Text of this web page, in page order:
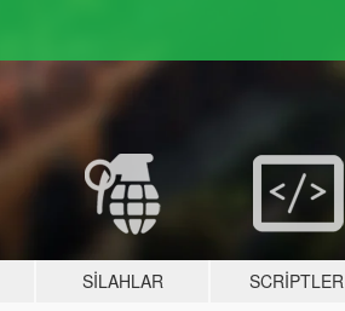
SILAHLAR SCRIPTLER